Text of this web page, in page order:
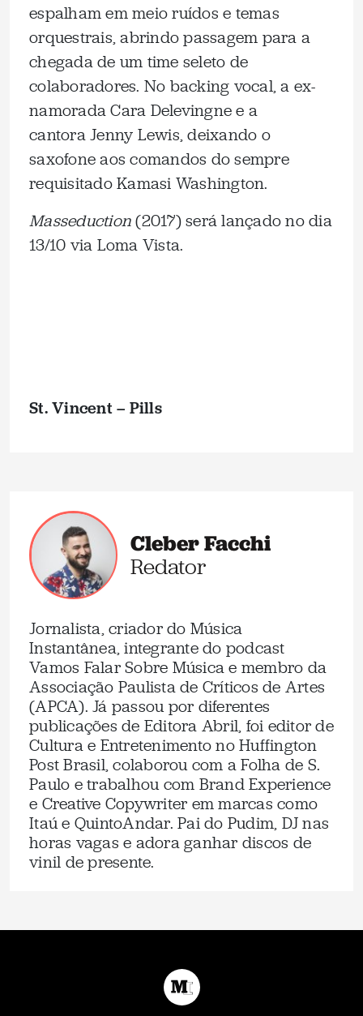
espalham em meio ruídos e temas
orquestrais, abrindo passagem para a
chegada de um time seleto de
colaboradores. No backing vocal, a ex-
namorada Cara Delevingne e a
cantora Jenny Lewis, deixando o
saxofone aos comandos do sempre
requisitado Kamasi Washington.
Masseduction(2017) será lançado no dia
13/10 via Loma Vista.
St. Vincent – Pills
Cleber Facchi
Redator
Jornalista, criador do Música
Instantânea, integrante do podcast
Vamos Falar Sobre Música e membro da
Associação Paulista de Críticos de Artes
(APCA). Já passou por diferentes
publicações de Editora Abril, foi editor de
Cultura e Entretenimento no Huffington
Post Brasil, colaborou com a Folha de S.
Paulo e trabalhou com Brand Experience
e Creative Copywriter em marcas como
Itaú e QuintoAndar. Pai do Pudim, DJ nas
horas vagas e adora ganhar discos de
vinil de presente.